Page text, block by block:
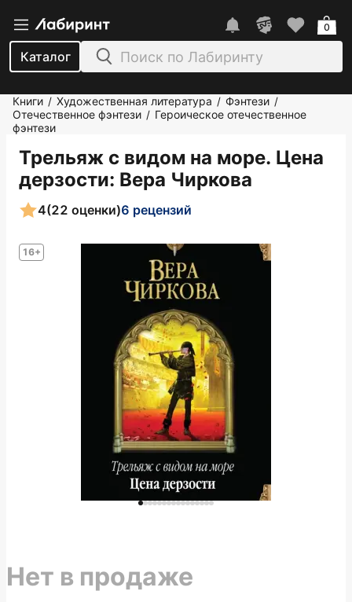
Каталог
0
Книги / Художественная литература / Фэнтези /
Отечественное фэнтези / Героическое отечественное
фэнтези
Трельяж с видом на море. Цена
дерзости: Вера Чиркова
16+
4(22 оценки)6 рецензий
Нет в продаже